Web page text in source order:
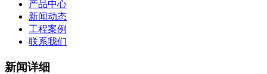
产品中心
新闻动态
工程案例
联系我们
新闻详细